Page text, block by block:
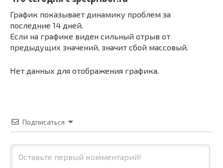
График показывает динамику проблем за
последние 14 дней.
Если на графике виден сильный отрыв от
предыдущих значений, значит сбой массовый.
Нет данных для отображения графика.
Подписаться